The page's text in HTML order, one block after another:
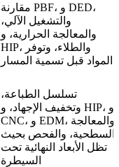
مقارنة PBF، و DED،
والتشغيل الآلي،
والمعالجة الحرارية، و
HIP، والطلاء، وتوفر
المواد قبل تسمية المسار
تسلسل الطباعة،
وتخفيف الإجهاد، و HIP، و
CNC، و EDM، والمعالجة
السطحية، والفحص بحيث
تظل الأبعاد النهائية تحت
السيطرة